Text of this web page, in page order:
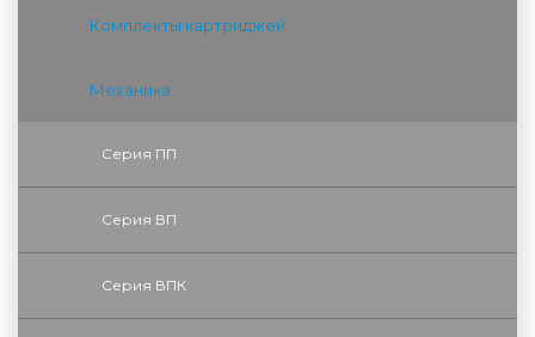
Комплекты картриджей
Механика
Серия ПП
Серия ВП
Серия ВПК